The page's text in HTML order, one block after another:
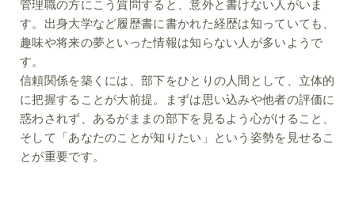
管理職の方にこう質問すると、意外と書けない人がいま
す。出身大学など履歴書に書かれた経歴は知っていても、
趣味や将来の夢といった情報は知らない人が多いようで
す。
信頼関係を築くには、部下をひとりの人間として、立体的
に把握することが大前提。まずは思い込みや他者の評価に
惑わされず、あるがままの部下を見るよう心がけること、
そして「あなたのことが知りたい」という姿勢を見せるこ
とが重要です。